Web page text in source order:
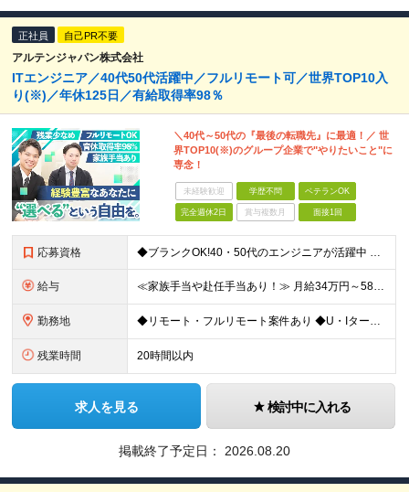
正社員 自己PR不要
アルテンジャパン株式会社
ITエンジニア／40代50代活躍中／フルリモート可／世界TOP10入
り(※)／年休125日／有給取得率98％
＼40代～50代の『最後の転職先』に最適！／ 世
界TOP10(※)のグループ企業で"やりたいこと"に
専念！
未経験歓迎 学歴不問 ベテランOK
完全週休2日 賞与複数月 面接1回
応募資格 ◆ブランクOK!40・50代のエンジニアが活躍中 ◆社会人経験10年以上の方も歓迎いたします！ ■学歴不問 ■何らかのIT系職種の実務経験をお持ちの方（経験年数不問） ※SE／PG・運用・保守・ヘル
給与 ≪家族手当や赴任手当あり！≫ 月給34万円～58万円＋賞与＋各種手当 ※前職の給与・経験・スキルなどを考慮のうえで決定します ※残業代は1分単位で全額支給します ※試用期間3ヶ月。その間の給与・待遇
勤務地 ◆リモート・フルリモート案件あり ◆U・Iターン歓迎 ◆配属先は希望を最大限考慮します！ ◆転勤・転居についてはご相談が可能です 各拠点、または関東・東海の各プロジェクト先での勤務となります。 ※会
残業時間 20時間以内
求人を見る 検討中に入れる
掲載終了予定日： 2026.08.20